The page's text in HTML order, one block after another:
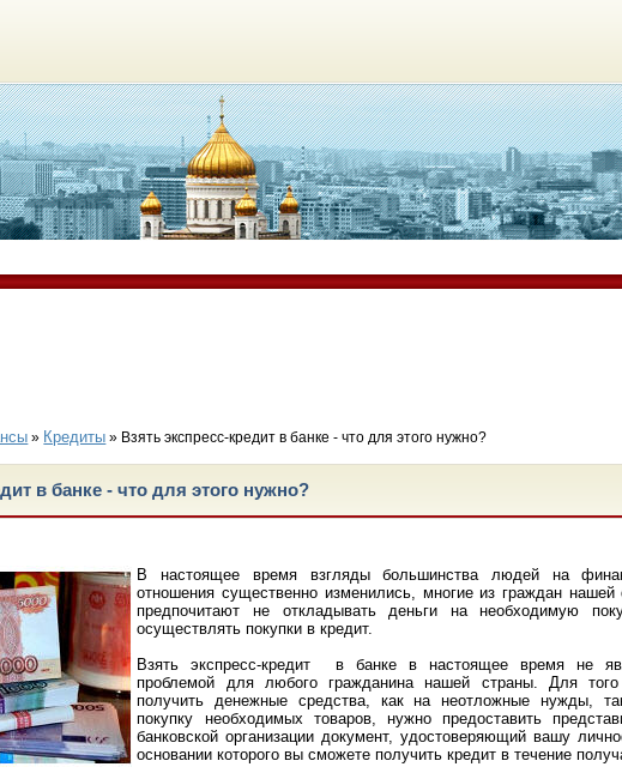
» Кредиты » Взять экспресс-кредит в банке - что для этого нужно?
в банке - что для этого нужно?
В настоящее время взгляды большинства людей на
отношения существенно изменились, многие из граждан нашей
предпочитают не откладывать деньги на необходимую
осуществлять покупки в кредит.
Взять экспресс-кредит в банке в настоящее время не
проблемой для любого гражданина нашей страны. Для
получить денежные средства, как на неотложные нужды,
покупку необходимых товаров, нужно предоставить
банковской организации документ, удостоверяющий вашу
основании которого вы сможете получить кредит в течение